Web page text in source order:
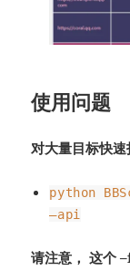
使用问题
对大量目标快
python
–api
请注意， 这个